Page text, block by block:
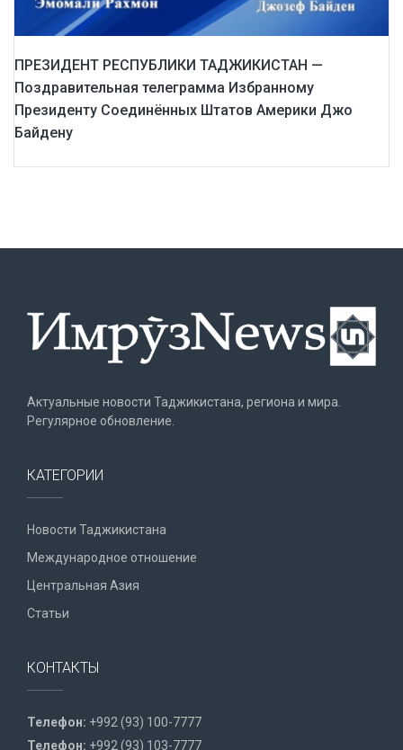
ПРЕЗИДЕНТ РЕСПУБЛИКИ ТАДЖИКИСТАН —
Поздравительная телеграмма Избранному
Президенту Соединённых Штатов Америки Джо
Байдену
Актуальные новости Таджикистана, региона и мира.
Регулярное обновление.
КАТЕГОРИИ
Новости Таджикистана
Международное отношение
Центральная Азия
Статьи
КОНТАКТЫ
Телефон: +992 (93) 100-7777
Телефон: +992 (93) 103-7777